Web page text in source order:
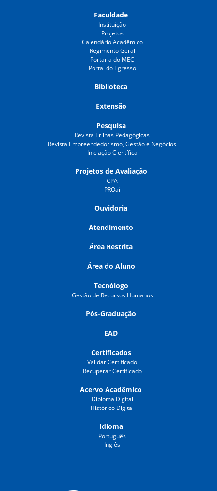
Faculdade
Instituição
Projetos
Calendário Acadêmico
Regimento Geral
Portaria do MEC
Portal do Egresso
Biblioteca
Extensão
Pesquisa
Revista Trilhas Pedagógicas
Revista Empreendedorismo, Gestão e Negócios
Iniciação Científica
Projetos de Avaliação
CPA
PROai
Ouvidoria
Atendimento
Área Restrita
Área do Aluno
Tecnólogo
Gestão de Recursos Humanos
Pós-Graduação
EAD
Certificados
Validar Certificado
Recuperar Certificado
Acervo Acadêmico
Diploma Digital
Histórico Digital
Idioma
Português
Inglês